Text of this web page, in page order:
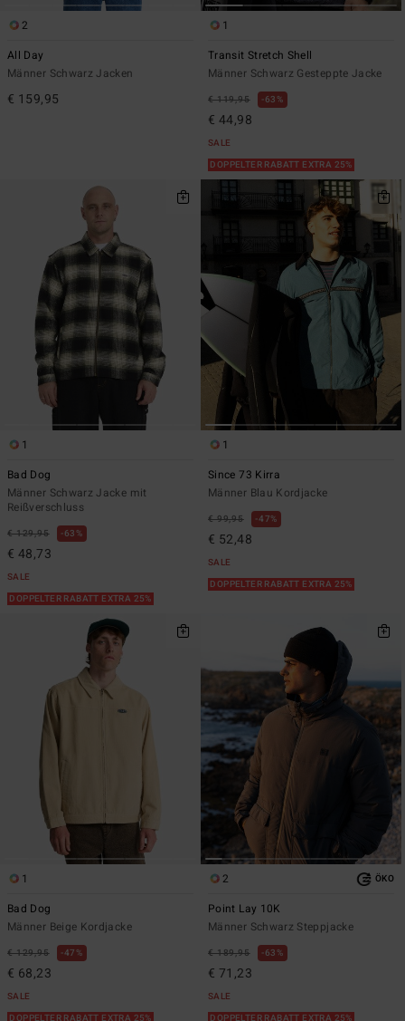
2
All Day
Männer Schwarz Jacken
€ 159,95
1
Transit Stretch Shell
Männer Schwarz Gesteppte Jacke
€ 119,95 63%
€ 44,98
SALE
DOPPELTER RABATT EXTRA 25%
1
Bad Dog
Männer Schwarz Jacke mit
Reißverschluss
€ 129,95 63%
€ 48,73
SALE
DOPPELTER RABATT EXTRA 25%
1
Since 73 Kirra
Männer Blau Kordjacke
€ 99,95 47%
€ 52,48
SALE
DOPPELTER RABATT EXTRA 25%
1
Bad Dog
Männer Beige Kordjacke
€ 129,95 47%
€ 68,23
SALE
2 ÖKO
Point Lay 10K
Männer Schwarz Steppjacke
€ 189,95 63%
€ 71,23
SALE